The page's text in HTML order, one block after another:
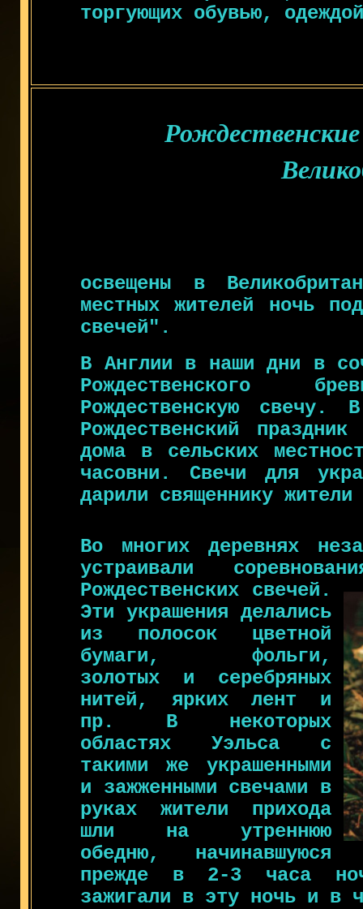
торгующих обувью,
освещены в
местных жителей ночь
свечей".
В Англии в наши дни в
Рождественского
Рождественскую свечу.
Рождественский
дома в сельских
часовни. Свечи для
дарили священнику
Во многих деревнях
устраивали
Рождественских свечей.
Эти украшения делались
из полосок цветной
бумаги, фольги,
золотых и серебряных
нитей, ярких лент и
пр. В некоторых
областях Уэльса с
такими же украшенными
и зажженными свечами в
руках жители прихода
шли на утреннюю
обедню, начинавшуюся
прежде в 2-3 часа
зажигали в эту ночь и в